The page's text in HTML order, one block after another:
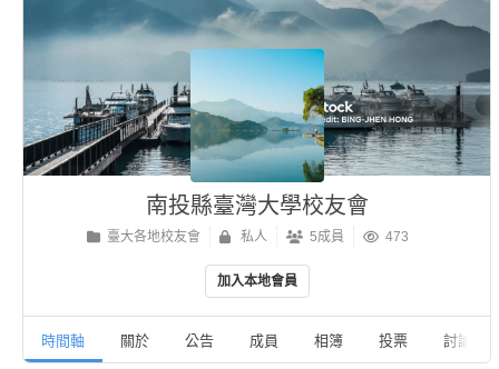
南投縣臺灣大學校友會
臺大各地校友會 私人 5成員 473
加入本地會員
時間軸 關於 公告 成員 相簿 投票 討論